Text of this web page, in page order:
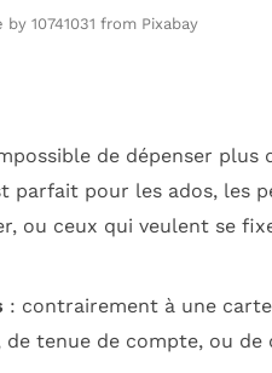
by 10741031 from Pixabay
de dépenser plus
parfait pour les ados, les
ou ceux qui veulent se
: contrairement à une
de tenue de compte, ou de